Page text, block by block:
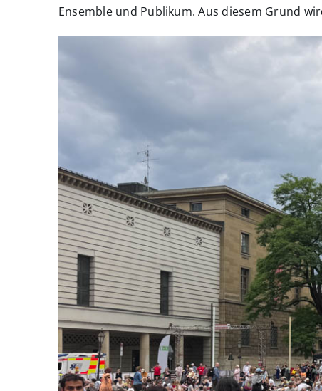
Ensemble und Publikum. Aus diesem Grund